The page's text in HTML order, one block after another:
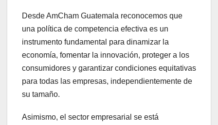
Desde AmCham Guatemala reconocemos que
una política de competencia efectiva es un
instrumento fundamental para dinamizar la
economía, fomentar la innovación, proteger a los
consumidores y garantizar condiciones equitativas
para todas las empresas, independientemente de
su tamaño.
Asimismo, el sector empresarial se está